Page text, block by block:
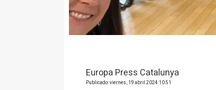
Europa Press Catalunya
Publicado: viernes, 19 abril 2024 10:51